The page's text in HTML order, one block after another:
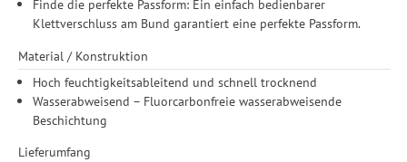
erforderlich und gilt, bis sie widerrufen wird. Sie können Ihre
Einwilligung unter Einstellungen lediglich für bestimmte
Drittanbieter erteilen und jederzeit für die Zukunft widerrufen.
Finde die perfekte Passform: Ein einfach bedienbarer
Klettverschluss am Bund garantiert eine perfekte Passform.
Material / Konstruktion
Hoch feuchtigkeitsableitend und schnell trocknend
Wasserabweisend – Fluorcarbonfreie wasserabweisende
Beschichtung
Lieferumfang